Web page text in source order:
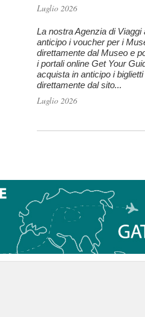
Luglio 2026
La nostra Agenzia di Viaggi
anticipo i voucher per i
direttamente dal Museo e
i portali online Get Your
acquista in anticipo i
direttamente dal sito...
Luglio 2026